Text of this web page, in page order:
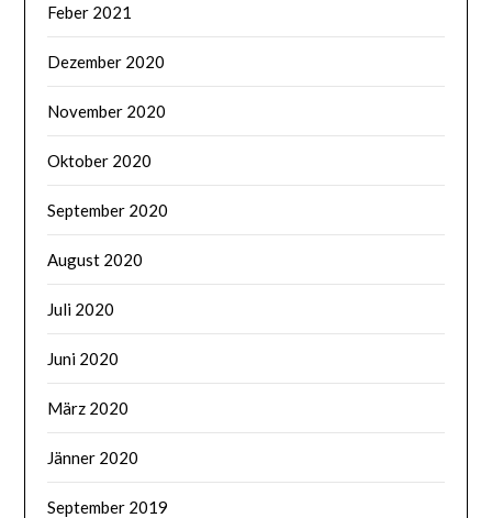
Feber 2021
Dezember 2020
November 2020
Oktober 2020
September 2020
August 2020
Juli 2020
Juni 2020
März 2020
Jänner 2020
September 2019